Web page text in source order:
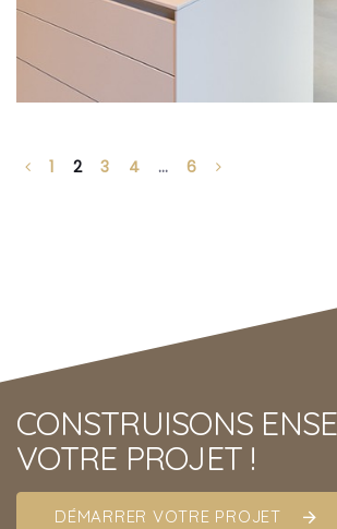
1 2 3 4 … 6
CONSTRUISONS
VOTRE PROJET !
DÉMARRER VOTRE PROJET